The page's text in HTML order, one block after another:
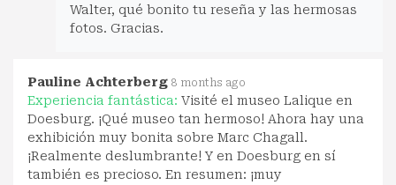
Walter, qué bonito tu reseña y las hermosas
fotos. Gracias.
Pauline Achterberg 8 months ago
Experiencia fantástica: Visité el museo Lalique en
Doesburg. ¡Qué museo tan hermoso! Ahora hay una
exhibición muy bonita sobre Marc Chagall.
¡Realmente deslumbrante! Y en Doesburg en sí
también es precioso. En resumen: ¡muy